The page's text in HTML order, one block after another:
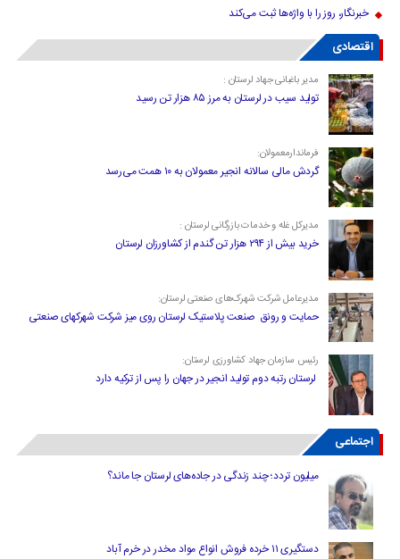
خبرنگار، روز را با واژه‌ها ثبت می‌کند
اقتصادی
مدیر باغبانی جهاد لرستان :
تولید سیب در لرستان به مرز ۸۵ هزار تن رسید
فرماندارمعمولان:
گردش مالی سالانه انجیر معمولان به ۱۰ همت می‌رسد
مدیرکل غله و خدمات بازرگانی لرستان :
خرید بیش از ۲۹۴ هزار تن گندم از کشاورزان لرستان
مدیرعامل شرکت شهرک‌های صنعتی لرستان:
حمایت و رونق صنعت پلاستیک لرستان روی میز شرکت شهرکهای صنعتی
رئیس سازمان جهاد کشاورزی لرستان:
لرستان رتبه دوم تولید انجیر در جهان را پس از ترکیه دارد
اجتماعی
میلیون تردد؛ چند زندگی در جاده‌های لرستان جا ماند؟
دستگیری ۱۱ خرده فروش انواع مواد مخدر در خرم آباد